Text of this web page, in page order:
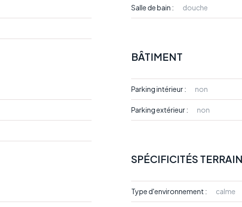
Salle de bain : douche
BÂTIMENT
Parking intérieur : non
Parking extérieur : non
SPÉCIFICITÉS TERRAIN
Type d'environnement : calme